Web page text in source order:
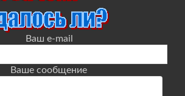
Ваш e-mail
Ваше сообщение